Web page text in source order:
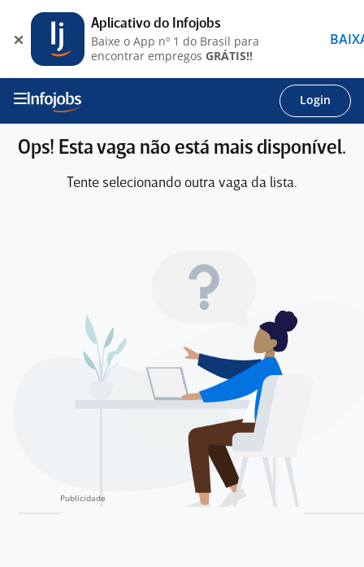
Login
Ops! Esta vaga não está mais disponível.
Tente selecionando outra vaga da lista.
Aplicativo do Infojobs
Baixe o App nº 1 do Brasil para
encontrar empregos GRÁTIS!!